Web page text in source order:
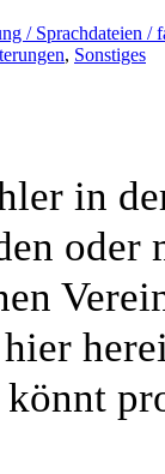
/ Sprachdateien /
, Sonstiges
in
oder